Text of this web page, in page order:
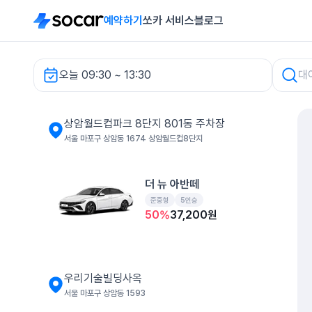
예약하기 쏘카 서비스블로그
오늘 09:30 ~ 13:30
상암월드컵파크 8단지 801동 주차장 렌터카
상암월드컵파크 8단지 801동 주차장
서울 마포구 상암동 1674 상암월드컵8단지
더 뉴 아반떼
준중형 5인승
50%37,200원
우리기술빌딩사옥
서울 마포구 상암동 1593